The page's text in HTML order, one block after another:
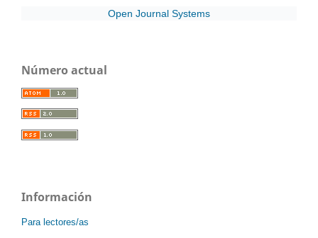
Open Journal Systems
Número actual
Información
Para lectores/as